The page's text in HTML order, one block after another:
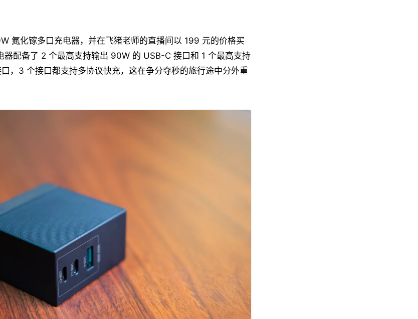
氮化镓多口充电器，并在飞猪老师的直播间以 199 元的价格买
器配备了 2 个最高支持输出 90W 的 USB-C 接口和 1 个最高支持
，3 个接口都支持多协议快充，这在争分夺秒的旅行途中分外重